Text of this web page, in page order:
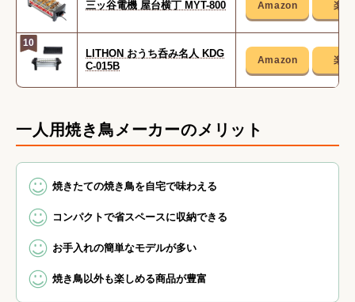
三ッ谷電機 屋台横丁 MYT-800
10
LITHON おうち呑み名人 KDG
C-015B
一人用焼き鳥メーカーのメリット
焼きたての焼き鳥を自宅で味わえる
コンパクトで省スペースに収納できる
お手入れの簡単なモデルが多い
焼き鳥以外も楽しめる商品が豊富